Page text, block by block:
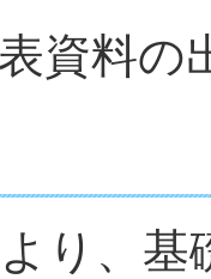
資料の
り、